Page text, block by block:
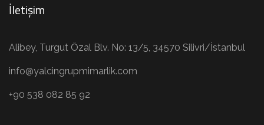
İletişim
Alibey, Turgut Özal Blv. No: 13/5, 34570 Silivri/İstanbul
info@yalcingrupmimarlik.com
+90 538 082 85 92